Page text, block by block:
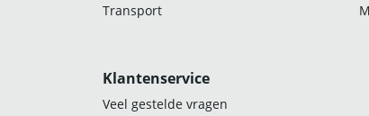
Transport
Klantenservice
Veel gestelde vragen